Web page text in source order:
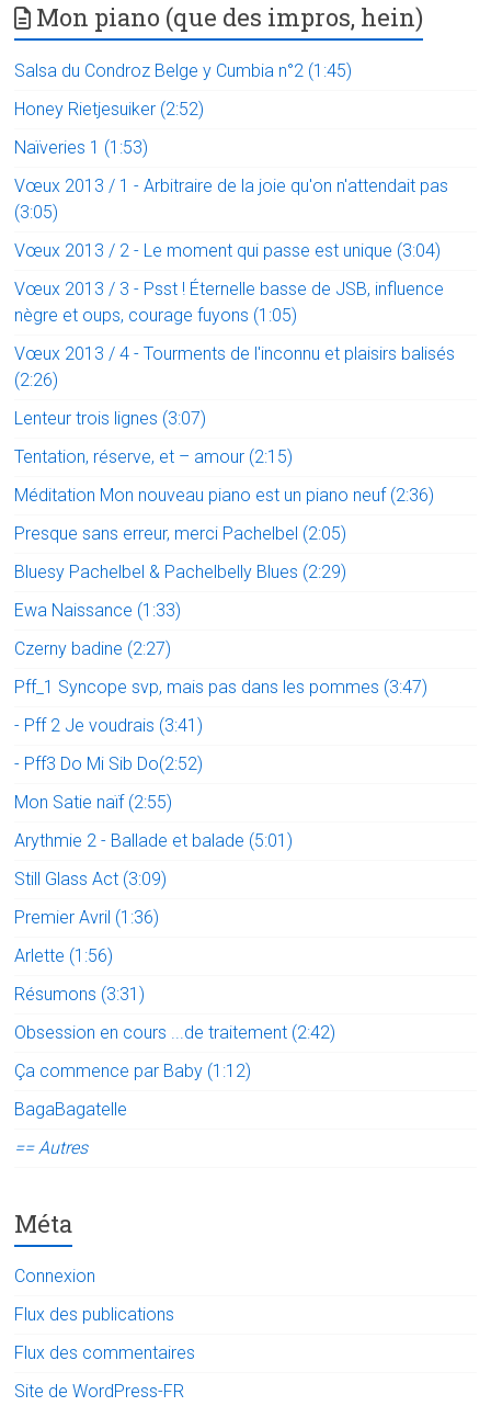
Mon piano (que des impros, hein)
Salsa du Condroz Belge y Cumbia n°2 (1:45)
Honey Rietjesuiker (2:52)
Naïveries 1 (1:53)
Vœux 2013 / 1 - Arbitraire de la joie qu'on n'attendait pas
(3:05)
Vœux 2013 / 2 - Le moment qui passe est unique (3:04)
Vœux 2013 / 3 - Psst ! Éternelle basse de JSB, influence
nègre et oups, courage fuyons (1:05)
Vœux 2013 / 4 - Tourments de l'inconnu et plaisirs balisés
(2:26)
Lenteur trois lignes (3:07)
Tentation, réserve, et – amour (2:15)
Méditation Mon nouveau piano est un piano neuf (2:36)
Presque sans erreur, merci Pachelbel (2:05)
Bluesy Pachelbel & Pachelbelly Blues (2:29)
Ewa Naissance (1:33)
Czerny badine (2:27)
Pff_1 Syncope svp, mais pas dans les pommes (3:47)
- Pff 2 Je voudrais (3:41)
- Pff3 Do Mi Sib Do(2:52)
Mon Satie naïf (2:55)
Arythmie 2 - Ballade et balade (5:01)
Still Glass Act (3:09)
Premier Avril (1:36)
Arlette (1:56)
Résumons (3:31)
Obsession en cours ...de traitement (2:42)
Ça commence par Baby (1:12)
BagaBagatelle
== Autres
Méta
Connexion
Flux des publications
Flux des commentaires
Site de WordPress-FR